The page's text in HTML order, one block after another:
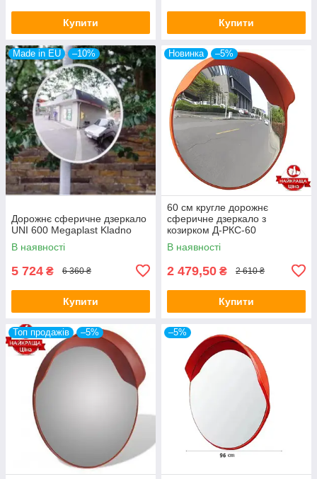
Купити Купити
Made in EU –10%
Дорожнє сферичне дзеркало
UNI 600 Megaplast Kladno
В наявності
5 724 ₴ 6 360 ₴
Купити
Новинка –5%
60 см кругле дорожнє
сферичне дзеркало з
козирком Д-РКС-60
В наявності
2 479,50 ₴ 2 610 ₴
Купити
Топ продажів –5% –5%